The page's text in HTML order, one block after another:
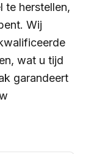
te herstellen,
Wij
wat u tijd
garandeert